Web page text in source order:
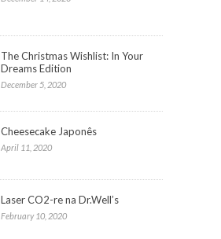
The Christmas Wishlist: In Your
Dreams Edition
December 5, 2020
Cheesecake Japonês
April 11, 2020
Laser CO2-re na Dr.Well’s
February 10, 2020